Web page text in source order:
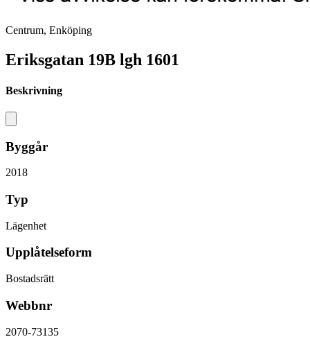
Centrum, Enköping
Eriksgatan 19B lgh 1601
Beskrivning
Byggår
2018
Typ
Lägenhet
Upplåtelseform
Bostadsrätt
Webbnr
2070-73135